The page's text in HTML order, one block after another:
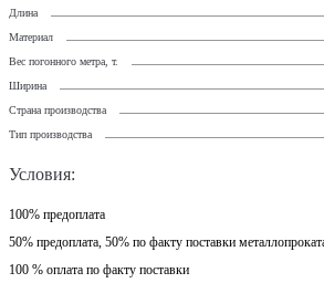
Длина
Материал
Вес погонного метра, т.
Ширина
Страна производства
Тип производства
Условия:
100% предоплата
50% предоплата, 50% по факту поставки
100 % оплата по факту поставки